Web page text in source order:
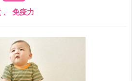
、 免疫力